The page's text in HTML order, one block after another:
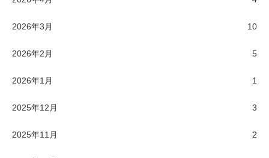
2026年3月 10
2026年2月 5
2026年1月 1
2025年12月 3
2025年11月 2